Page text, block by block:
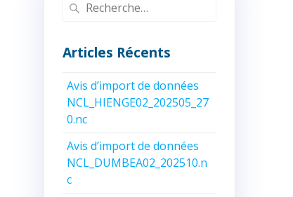
Articles Récents
Avis d’import de données
NCL_HIENGE02_202505_27
0.nc
Avis d’import de données
NCL_DUMBEA02_202510.n
c